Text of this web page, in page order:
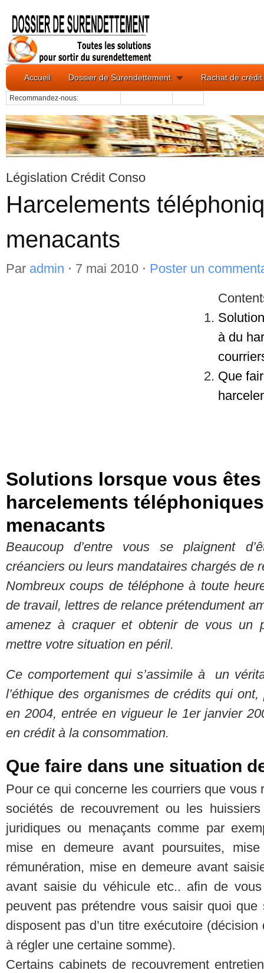
Accueil Dossier de Surendettement Rachat de crédit
Recommandez-nous:
Législation Crédit Conso
Harcelements
menacants
Par admin ⋅ 7 mai 2010 ⋅ Poster un
à du
Que
Solutions lorsque vous
harcelements
menacants
Beaucoup d’entre vous se plaignent
créanciers ou leurs mandataires chargés de
Nombreux coups de téléphone à toute
de travail, lettres de relance prétendument
amenez à craquer et obtenir de vous un
mettre votre situation en péril.
Ce comportement qui s’assimile à un
l’éthique des organismes de crédits qui
en 2004, entrée en vigueur le 1er janvier
en crédit à la consommation.
Que faire dans une situation
Pour ce qui concerne les courriers que
sociétés de recouvrement ou les
juridiques ou menaçants comme par
mise en demeure avant poursuites,
rémunération, mise en demeure avant
avant saisie du véhicule etc.. afin de
peuvent pas prétendre vous saisir quoi
disposent pas d’un titre exécutoire
à régler une certaine somme).
Certains cabinets de recouvrement